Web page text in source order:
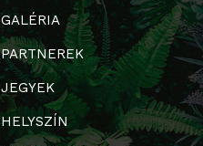
GALÉRIA
PARTNEREK
JEGYEK
HELYSZÍN